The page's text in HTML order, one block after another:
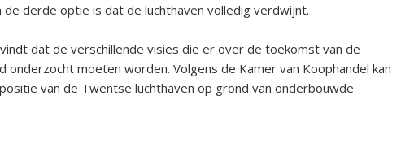
derde optie is dat de luchthaven volledig verdwijnt.
dat de verschillende visies die er over de toekomst van de
onderzocht moeten worden. Volgens de Kamer van Koophandel kan
van de Twentse luchthaven op grond van onderbouwde